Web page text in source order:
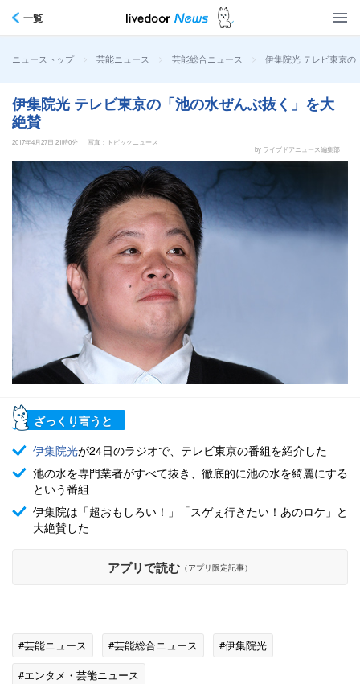
一覧
ニューストップ > 芸能ニュース > 芸能総合ニュース > 伊集院光 テレビ東京の
伊集院光 テレビ東京の「池の水ぜんぶ抜く」を大
絶賛
2017年4月27日 21時0分
写真：トピックニュース
by ライブドアニュース編集部
ざっくり言うと
伊集院光が24日のラジオで、テレビ東京の番組を紹介した
池の水を専門業者がすべて抜き、徹底的に池の水を綺麗にする
という番組
伊集院は「超おもしろい！」「スゲぇ行きたい！あのロケ」と
大絶賛した
アプリで読む （アプリ限定記事）
#芸能ニュース #芸能総合ニュース
#伊集院光
#エンタメ・芸能ニュース